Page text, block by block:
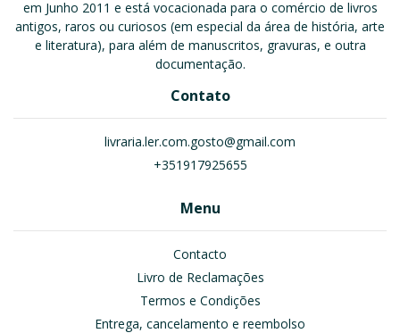
em Junho 2011 e está vocacionada para o comércio de livros
antigos, raros ou curiosos (em especial da área de história, arte
e literatura), para além de manuscritos, gravuras, e outra
documentação.
Contato
livraria.ler.com.gosto@gmail.com
+351917925655
Menu
Contacto
Livro de Reclamações
Termos e Condições
Entrega, cancelamento e reembolso